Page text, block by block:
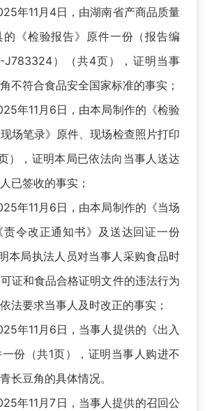
11月4日，由湖南省产商品质量
《检验报告》原件一份（报告编
）（共4页），证明当事
不符合食品安全国家标准的事实；
11月6日，由本局制作的《检验
场笔录》原件、现场检查照片打印
），证明本局已依法向当事人送达
已签收的事实；
11月6日，由本局制作的《当场
令改正通知书》及送达回证一份
本局执法人员对当事人采购食品时
证和食品合格证明文件的违法行为
法要求当事人及时改正的事实；
11月6日，当事人提供的《出入
份（共1页），证明当事人购进不
长豆角的具体情况。
11月7日，当事人提供的召回公